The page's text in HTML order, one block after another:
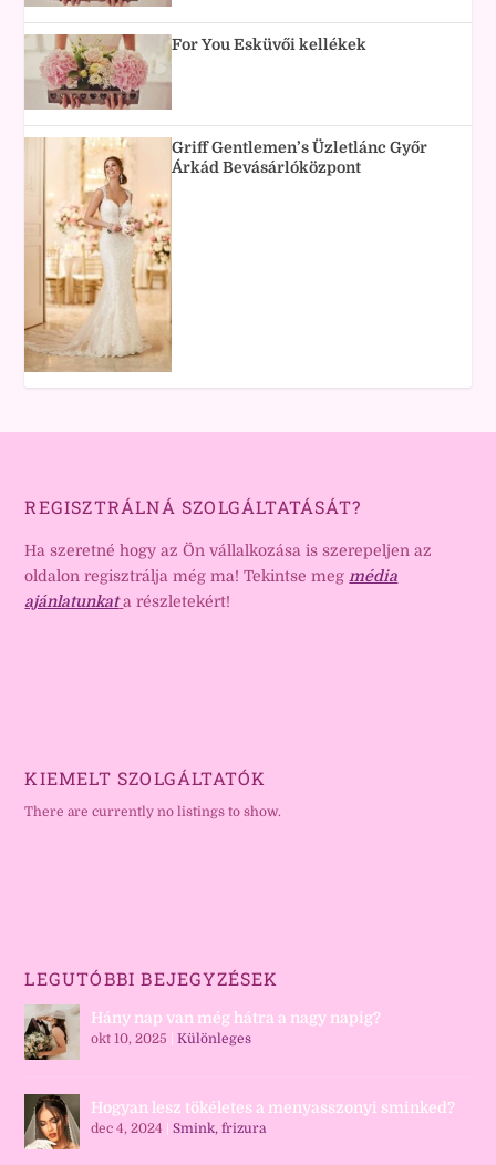
For You Esküvői kellékek
Griff Gentlemen’s Üzletlánc Győr
Árkád Bevásárlóközpont
REGISZTRÁLNÁ SZOLGÁLTATÁSÁT?
Ha szeretné hogy az Ön vállalkozása is szerepeljen az
oldalon regisztrálja még ma! Tekintse meg média
ajánlatunkat a részletekért!
KIEMELT SZOLGÁLTATÓK
There are currently no listings to show.
LEGUTÓBBI BEJEGYZÉSEK
Hány nap van még hátra a nagy napig?
okt 10, 2025 |Különleges
Hogyan lesz tökéletes a menyasszonyi sminked?
dec 4, 2024 |Smink, frizura